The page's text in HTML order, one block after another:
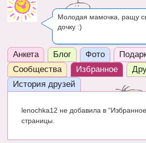
РАЗВИТИЕ
ЧАТ
КНИГИ
Рекомендовано
Сказки
Молодая мамочка, ращу
дочку :)
Анкета Блог Фото
Сообщества
Избранное
История друзей
lenochka12 не добавила в
страницы.